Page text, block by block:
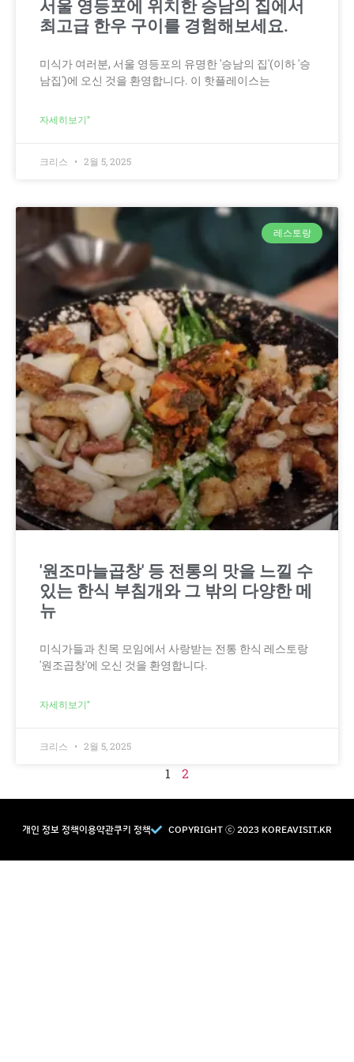
서울 영등포에 위치한 승남의 집에서
최고급 한우 구이를 경험해보세요.
미식가 여러분, 서울 영등포의 유명한 '승남의 집'(이하 '승
남집')에 오신 것을 환영합니다. 이 핫플레이스는
자세히보기"
크리스 2월 5, 2025
레스토랑
'원조마늘곱창' 등 전통의 맛을 느낄 수
있는 한식 부침개와 그 밖의 다양한 메
뉴
미식가들과 친목 모임에서 사랑받는 전통 한식 레스토랑
'원조곱창'에 오신 것을 환영합니다.
자세히보기"
크리스 2월 5, 2025
1 2
개인 정보 정책이용약관쿠키 정책 COPYRIGHT Ⓒ 2023 KOREAVISIT.KR